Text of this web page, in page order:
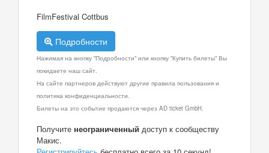
FilmFestival Cottbus
Подробности
Нажимая на кнопку "Подробности" или кнопку "Купить билеты" Вы
покидаете наш сайт.
На сайте партнеров действуют другие правила пользования и
политика конфиденциальности.
Билеты на это событие продаются через AD ticket GmbH.
Получите неограниченный доступ к сообществу
Макис.